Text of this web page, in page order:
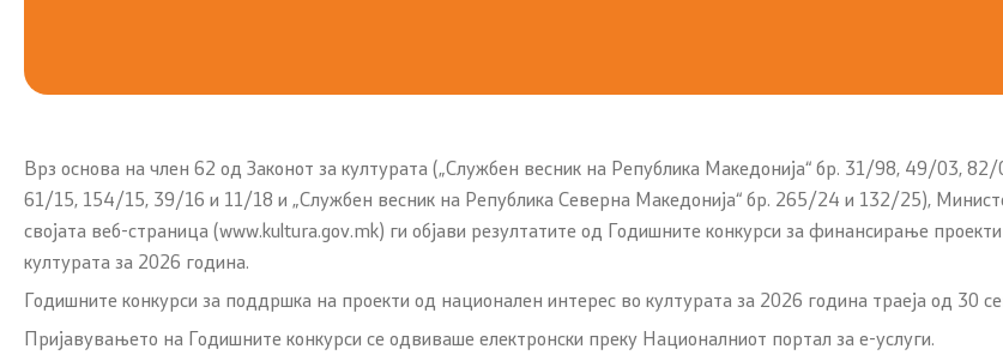
Правилници
Закони
Предлог закони
Врз основа на член 62 од Законот за културата („Службен весник на Република Македонија“ бр. 31/98, 49/
61/15, 154/15, 39/16 и 11/18 и „Службен весник на Република Северна Македонија“ бр. 265/24 и 132/25),
својата веб-страница (www.kultura.gov.mk) ги објави резултатите од Годишните конкурси за финансирање
културата за 2026 година.
Годишните конкурси за поддршка на проекти од национален интерес во културата за 2026 година траеја од 30
Пријавувањето на Годишните конкурси се одвиваше електронски преку Националниот портал за е-услуги.